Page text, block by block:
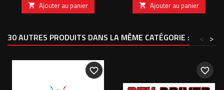
 Ajouter au panier  Ajouter au panier
30 AUTRES PRODUITS DANS LA MÊME CATÉGORIE : >
<
favorite_border favorite_border